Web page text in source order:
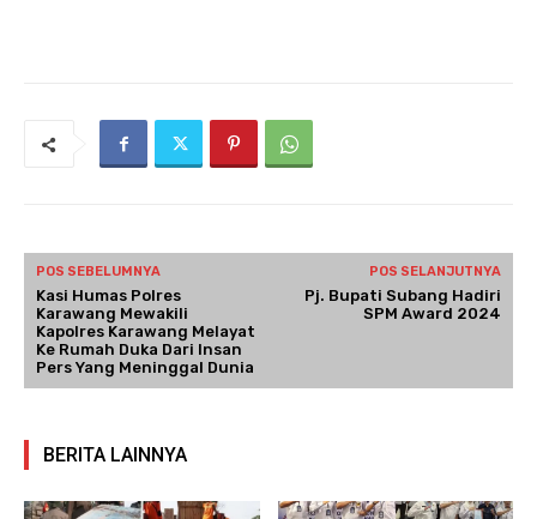
POS SEBELUMNYA
Kasi Humas Polres
Karawang Mewakili
Kapolres Karawang Melayat
Ke Rumah Duka Dari Insan
Pers Yang Meninggal Dunia
POS SELANJUTNYA
Pj. Bupati Subang Hadiri
SPM Award 2024
BERITA LAINNYA